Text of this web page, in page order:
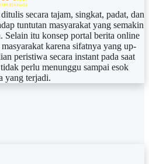
secara tajam, singkat, padat, dan
tuntutan masyarakat yang semakin
Selain itu konsep portal berita online
karena sifatnya yang up-
peristiwa secara instant pada saat
perlu menunggu sampai esok
yang terjadi.